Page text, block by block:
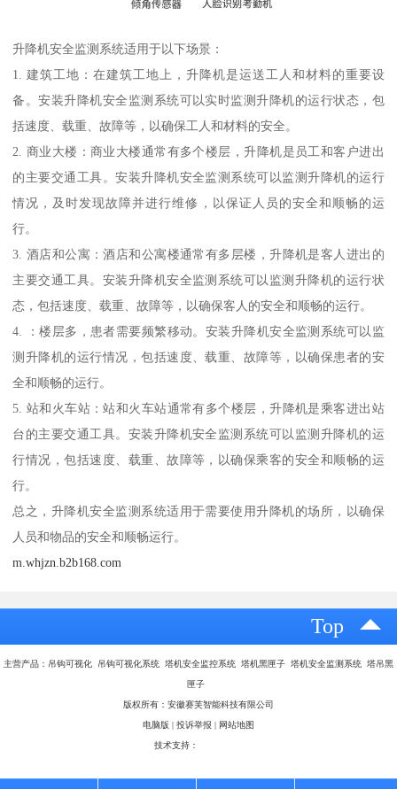
升降机安全监测系统适用于以下场景：
1. 建筑工地：在建筑工地上，升降机是运送工人和材料的重要设
备。安装升降机安全监测系统可以实时监测升降机的运行状态，包
括速度、载重、故障等，以确保工人和材料的安全。
2. 商业大楼：商业大楼通常有多个楼层，升降机是员工和客户进出
的主要交通工具。安装升降机安全监测系统可以监测升降机的运行
情况，及时发现故障并进行维修，以保证人员的安全和顺畅的运
行。
3. 酒店和公寓：酒店和公寓楼通常有多层楼，升降机是客人进出的
主要交通工具。安装升降机安全监测系统可以监测升降机的运行状
态，包括速度、载重、故障等，以确保客人的安全和顺畅的运行。
4. ：楼层多，患者需要频繁移动。安装升降机安全监测系统可以监
测升降机的运行情况，包括速度、载重、故障等，以确保患者的安
全和顺畅的运行。
5. 站和火车站：站和火车站通常有多个楼层，升降机是乘客进出站
台的主要交通工具。安装升降机安全监测系统可以监测升降机的运
行情况，包括速度、载重、故障等，以确保乘客的安全和顺畅的运
行。
总之，升降机安全监测系统适用于需要使用升降机的场所，以确保
人员和物品的安全和顺畅运行。
m.whjzn.b2b168.com
Top
主营产品：吊钩可视化 吊钩可视化系统 塔机安全监控系统 塔机黑匣子 塔机安全监测系统 塔吊黑
匣子
版权所有：安徽赛芙智能科技有限公司
电脑版 投诉举报 网站地图
技术支持：